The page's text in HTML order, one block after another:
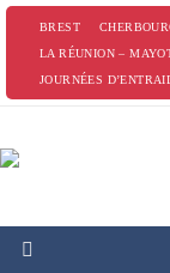
PasserBREST
LA RÉUNION –
JOURNÉES